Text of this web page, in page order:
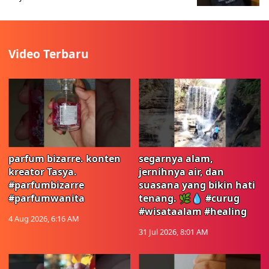
Video Terbaru
parfum bizarre. konten
kreator Tasya.
#parfumbizarre
#parfumwanita
4 Aug 2026, 6:16 AM
segarnya alam,
jernihnya air, dan
suasana yang bikin hati
tenang. 🌿💧 #curug
#wisataalam #healing
31 Jul 2026, 8:01 AM